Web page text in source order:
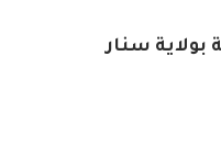
بولاية سنار